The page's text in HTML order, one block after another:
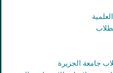
الجزيرة